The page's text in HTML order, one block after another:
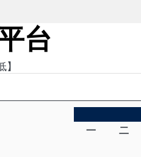
台
一
二